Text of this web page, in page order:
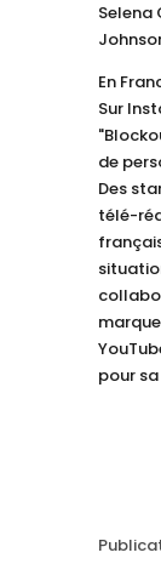
Selena
En
Sur
de
Des
télé-
pour